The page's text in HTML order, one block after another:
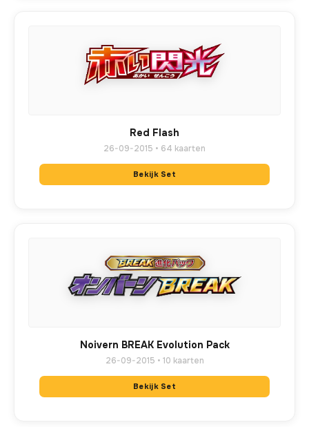
Red Flash
26-09-2015 • 64 kaarten
Bekijk Set
Noivern BREAK Evolution Pack
26-09-2015 • 10 kaarten
Bekijk Set